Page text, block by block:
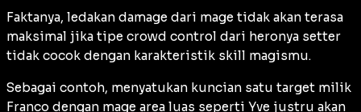
Faktanya, ledakan damage dari mage tidak akan terasa
maksimal jika tipe crowd control dari heronya setter
tidak cocok dengan karakteristik skill magismu.
Sebagai contoh, menyatukan kuncian satu target milik
Franco dengan mage area luas seperti Yve justru akan